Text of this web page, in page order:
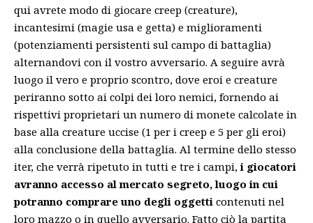
qui avrete modo di giocare creep (creature),
incantesimi (magie usa e getta) e miglioramenti
(potenziamenti persistenti sul campo di battaglia)
alternandovi con il vostro avversario. A seguire avrà
luogo il vero e proprio scontro, dove eroi e creature
periranno sotto ai colpi dei loro nemici, fornendo ai
rispettivi proprietari un numero di monete calcolate in
base alla creature uccise (1 per i creep e 5 per gli eroi)
alla conclusione della battaglia. Al termine dello stesso
iter, che verrà ripetuto in tutti e tre i campi, i giocatori
avranno accesso al mercato segreto, luogo in cui
potranno comprare uno degli oggetti contenuti nel
loro mazzo o in quello avversario. Fatto ciò la partita